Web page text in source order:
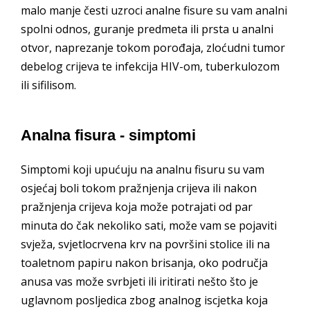
malo manje česti uzroci analne fisure su vam analni
spolni odnos, guranje predmeta ili prsta u analni
otvor, naprezanje tokom porođaja, zloćudni tumor
debelog crijeva te infekcija HIV-om, tuberkulozom
ili sifilisom.
Analna fisura - simptomi
Simptomi koji upućuju na analnu fisuru su vam
osjećaj boli tokom pražnjenja crijeva ili nakon
pražnjenja crijeva koja može potrajati od par
minuta do čak nekoliko sati, može vam se pojaviti
svježa, svjetlocrvena krv na površini stolice ili na
toaletnom papiru nakon brisanja, oko područja
anusa vas može svrbjeti ili iritirati nešto što je
uglavnom posljedica zbog analnog iscjetka koja